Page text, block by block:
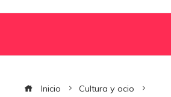
Inicio
Cultura y ocio